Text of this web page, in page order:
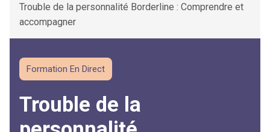
Trouble de la personnalité Borderline : Comprendre et
accompagner
Formation En Direct
Trouble de la